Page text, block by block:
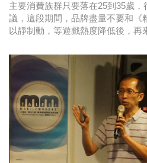
主要消費族群只要落在25到35歲
議，這段期間，品牌盡量不要和《
以靜制動，等遊戲熱度降低後，再